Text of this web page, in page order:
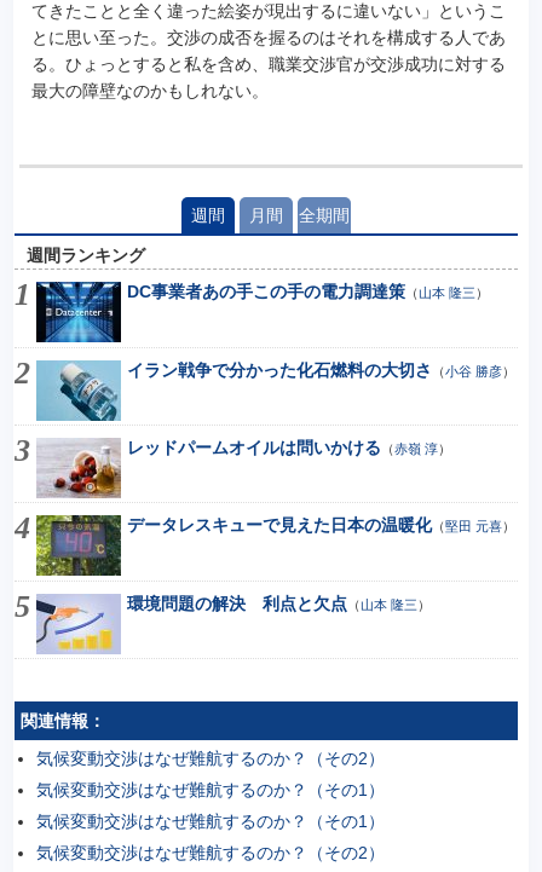
てきたことと全く違った絵姿が現出するに違いない」というこ
とに思い至った。交渉の成否を握るのはそれを構成する人であ
る。ひょっとすると私を含め、職業交渉官が交渉成功に対する
最大の障壁なのかもしれない。
週間 月間 全期間
週間ランキング
DC事業者あの手この手の電力調達策（山本 隆三 ）
イラン戦争で分かった化石燃料の大切さ （小谷 勝彦）
レッドパームオイルは問いかける （赤嶺 淳）
データレスキューで見えた日本の温暖化（堅田 元喜）
環境問題の解決 利点と欠点 （山本 隆三 ）
関連情報：
気候変動交渉はなぜ難航するのか？（その2）
気候変動交渉はなぜ難航するのか？（その1）
気候変動交渉はなぜ難航するのか？（その1）
気候変動交渉はなぜ難航するのか？（その2）